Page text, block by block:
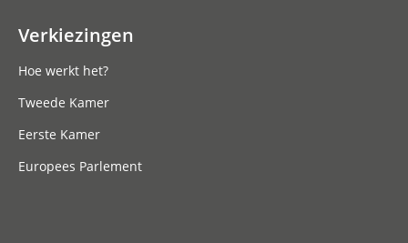
Verkiezingen
Hoe werkt het?
Tweede Kamer
Eerste Kamer
Europees Parlement